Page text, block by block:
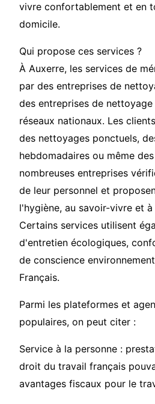
vivre confortablement et en
domicile.
Qui propose ces services ?
À Auxerre, les services de
par des entreprises de
des entreprises de
réseaux nationaux. Les
des nettoyages ponctuels,
hebdomadaires ou même
nombreuses entreprises
de leur personnel et
l'hygiène, au savoir-vivre et
Certains services utilisent
d'entretien écologiques,
de conscience
Français.
Parmi les plateformes et
populaires, on peut citer :
Service à la personne :
droit du travail français
avantages fiscaux pour le